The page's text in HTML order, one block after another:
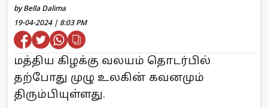
by Bella Dalima
19-04-2024 | 8:03 PM
மத்திய கிழக்கு வலயம் தொடர்பில்
தற்போது முழு உலகின் கவனமும்
திரும்பியுள்ளது.